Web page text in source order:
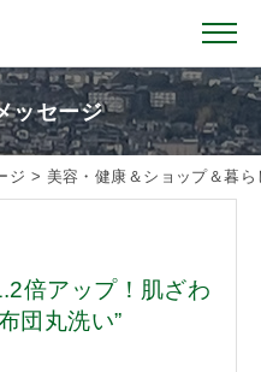
ッセージ
ジ > 美容・健康＆ショップ＆暮
倍アップ！肌ざわ
団丸洗い”